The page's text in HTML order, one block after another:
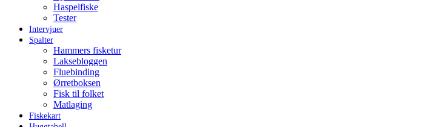
Haspelfiske
Tester
Intervjuer
Spalter
Hammers fisketur
Laksebloggen
Fluebinding
Ørretboksen
Fisk til folket
Matlaging
Fiskekart